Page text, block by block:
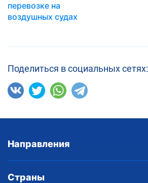
перевозке на
воздушных судах
Поделиться в социальных сетях:
Направления
Страны